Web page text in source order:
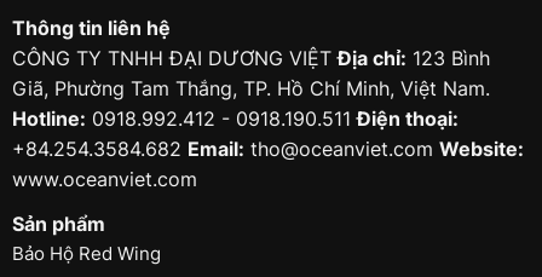
Thông tin liên hệ
CÔNG TY TNHH ĐẠI DƯƠNG VIỆTĐịa chỉ: 123 Bình
Giã, Phường Tam Thắng, TP. Hồ Chí Minh, Việt Nam.
Hotline: 0918.992.412 - 0918.190.511Điện thoại:
+84.254.3584.682 Email: tho@oceanviet.com Website:
www.oceanviet.com
Sản phẩm
Bảo Hộ Red Wing